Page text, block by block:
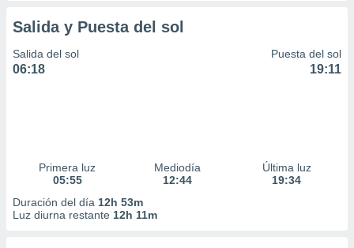
1199
Salida y Puesta del sol
Salida del sol
06:18
Puesta del sol
19:11
Primera luz
05:55
Mediodía
12:44
Última luz
19:34
Duración del día 12h 53m
Luz diurna restante 12h 11m